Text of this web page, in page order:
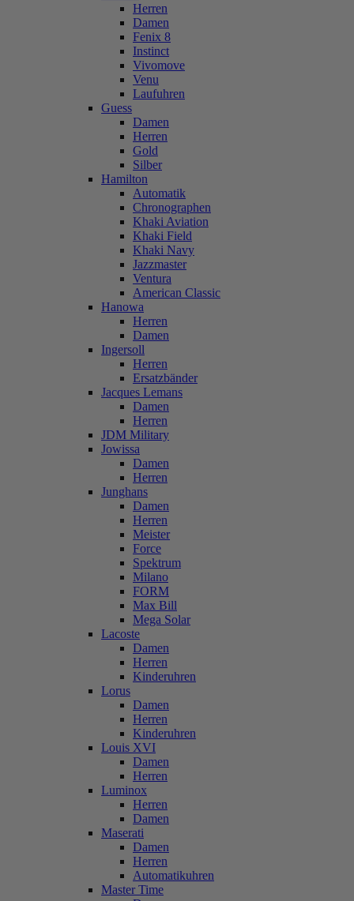
Herren
Damen
Fenix 8
Instinct
Vivomove
Venu
Laufuhren
Guess
Damen
Herren
Gold
Silber
Hamilton
Automatik
Chronographen
Khaki Aviation
Khaki Field
Khaki Navy
Jazzmaster
Ventura
American Classic
Hanowa
Herren
Damen
Ingersoll
Herren
Ersatzbänder
Jacques Lemans
Damen
Herren
JDM Military
Jowissa
Damen
Herren
Junghans
Damen
Herren
Meister
Force
Spektrum
Milano
FORM
Max Bill
Mega Solar
Lacoste
Damen
Herren
Kinderuhren
Lorus
Damen
Herren
Kinderuhren
Louis XVI
Damen
Herren
Luminox
Herren
Damen
Maserati
Damen
Herren
Automatikuhren
Master Time